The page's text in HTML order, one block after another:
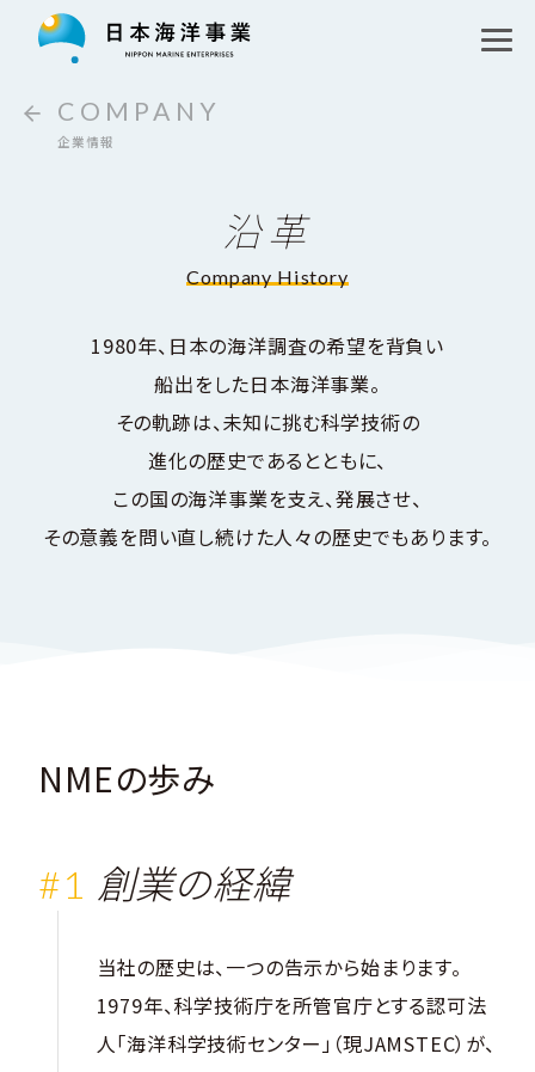
私たちの目指す未来
ロゴマークについて
コア事業
洋上風力発電プロジェクト
南極地域観測隊支援プロジェクト
探求パートナー
組織図、関連企業・団体
お知らせ
採用情報
English
COMPANY
企業情報
沿革
Company History
1980年、日本の海洋調査の希望を背負い
船出をした日本海洋事業。
その軌跡は、未知に挑む科学技術の
進化の歴史であるとともに、
この国の海洋事業を支え、発展させ、
その意義を問い直し続けた人々の歴史でもあります。
NMEの歩み
創業の経緯
当社の歴史は、一つの告示から始まります。
1979年、科学技術庁を所管官庁とする認可法
人「海洋科学技術センター」（現JAMSTEC）が、